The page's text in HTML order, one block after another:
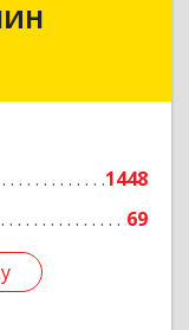
1448
69
Теренинский